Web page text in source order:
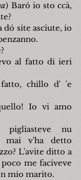
) Baró io sto ccà,
dó site asciute, io
al fatto di ieri
chillo d' 'e
Io vi amo
nu
mai v'ha detto
L'avite ditto a
me faciveve
mio marito.